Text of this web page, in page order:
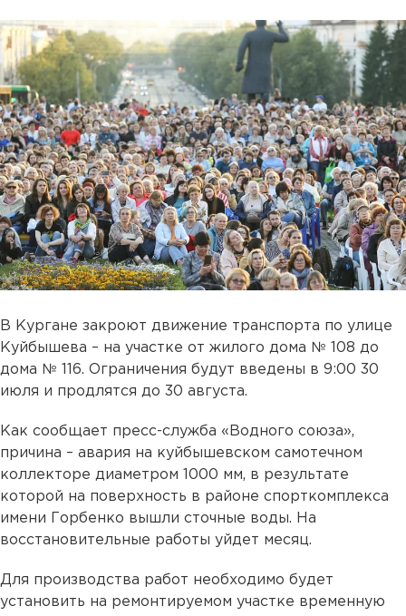
В Кургане закроют движение транспорта по улице
Куйбышева – на участке от жилого дома № 108 до
дома № 116. Ограничения будут введены в 9:00 30
июля и продлятся до 30 августа.
Как сообщает пресс-служба «Водного союза»,
причина – авария на куйбышевском самотечном
коллекторе диаметром 1000 мм, в результате
которой на поверхность в районе спорткомплекса
имени Горбенко вышли сточные воды. На
восстановительные работы уйдет месяц.
Для производства работ необходимо будет
установить на ремонтируемом участке временную